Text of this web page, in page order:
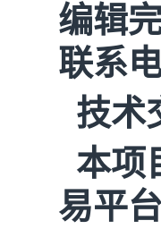
编辑
联系电
技术
本项
易平